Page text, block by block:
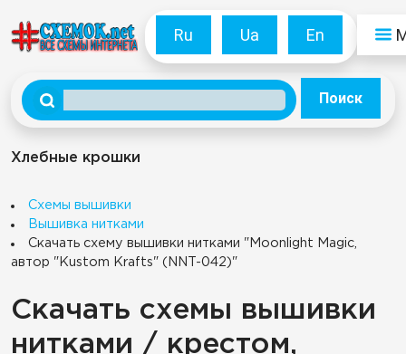
Ru Ua En
Поиск
Хлебные крошки
Схемы вышивки
Вышивка нитками
Скачать схему вышивки нитками "Moonlight Magic,
автор "Kustom Krafts" (NNT-042)"
Скачать схемы вышивки
нитками / крестом,